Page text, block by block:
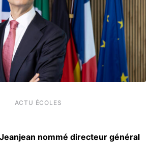
ACTU ÉCOLES
Jeanjean nommé directeur général